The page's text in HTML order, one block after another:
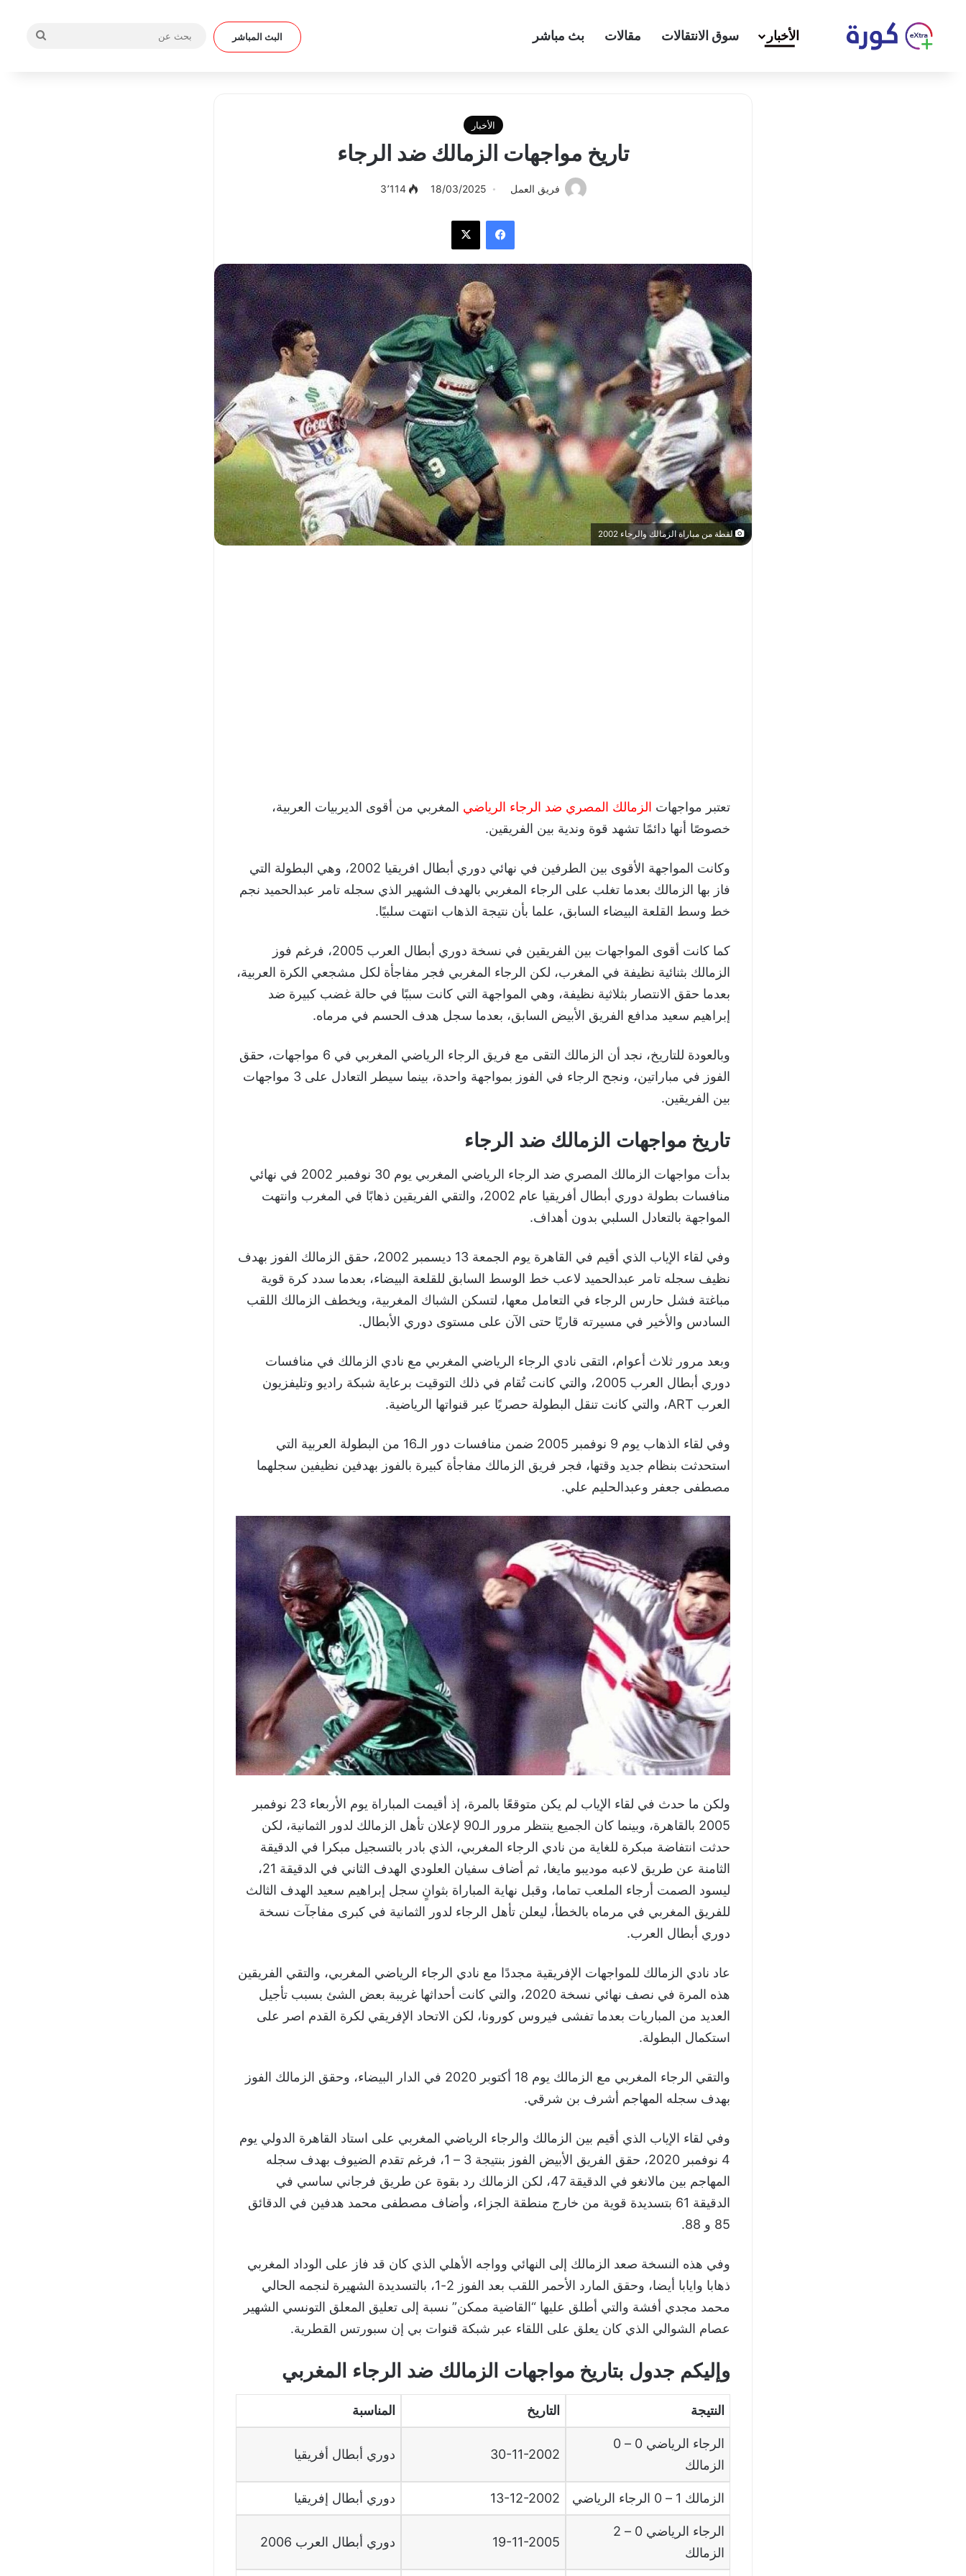
الأخبار سوق الانتقالات مقالات بث مباشر البث المباشر
الأخبار
تاريخ مواجهات الزمالك ضد الرجاء
فريق العمل 18/03/2025 3٬114
فيسبوك
لقطة من مباراة الزمالك والرجاء 2002
تعتبر مواجهات الزمالك المصري ضد الرجاء الرياضي المغربي من أقوى الديربيات العربية،
خصوصًا أنها دائمًا تشهد قوة وندية بين الفريقين.
وكانت المواجهة الأقوى بين الطرفين في نهائي دوري أبطال افريقيا 2002، وهي البطولة التي
فاز بها الزمالك بعدما تغلب على الرجاء المغربي بالهدف الشهير الذي سجله تامر عبدالحميد نجم
خط وسط القلعة البيضاء السابق، علما بأن نتيجة الذهاب انتهت سلبيًا.
كما كانت أقوى المواجهات بين الفريقين في نسخة دوري أبطال العرب 2005، فرغم فوز
الزمالك بثنائية نظيفة في المغرب، لكن الرجاء المغربي فجر مفاجأة لكل مشجعي الكرة العربية،
بعدما حقق الانتصار بثلاثية نظيفة، وهي المواجهة التي كانت سببًا في حالة غضب كبيرة ضد
إبراهيم سعيد مدافع الفريق الأبيض السابق، بعدما سجل هدف الحسم في مرماه.
وبالعودة للتاريخ، نجد أن الزمالك التقى مع فريق الرجاء الرياضي المغربي في 6 مواجهات، حقق
الفوز في مباراتين، ونجح الرجاء في الفوز بمواجهة واحدة، بينما سيطر التعادل على 3 مواجهات
بين الفريقين.
تاريخ مواجهات الزمالك ضد الرجاء
بدأت مواجهات الزمالك المصري ضد الرجاء الرياضي المغربي يوم 30 نوفمبر 2002 في نهائي
منافسات بطولة دوري أبطال أفريقيا عام 2002، والتقي الفريقين ذهابًا في المغرب وانتهت
المواجهة بالتعادل السلبي بدون أهداف.
وفي لقاء الإياب الذي أقيم في القاهرة يوم الجمعة 13 ديسمبر 2002، حقق الزمالك الفوز بهدف
نظيف سجله تامر عبدالحميد لاعب خط الوسط السابق للقلعة البيضاء، بعدما سدد كرة قوية
مباغتة فشل حارس الرجاء في التعامل معها، لتسكن الشباك المغربية، ويخطف الزمالك اللقب
السادس والأخير في مسيرته قاريًا حتى الآن على مستوى دوري الأبطال.
وبعد مرور ثلاث أعوام، التقى نادي الرجاء الرياضي المغربي مع نادي الزمالك في منافسات
دوري أبطال العرب 2005، والتي كانت تُقام في ذلك التوقيت برعاية شبكة راديو وتليفزيون
العرب ART، والتي كانت تنقل البطولة حصريًا عبر قنواتها الرياضية.
وفي لقاء الذهاب يوم 9 نوفمبر 2005 ضمن منافسات دور الـ16 من البطولة العربية التي
استحدثت بنظام جديد وقتها، فجر فريق الزمالك مفاجأة كبيرة بالفوز بهدفين نظيفين سجلهما
مصطفى جعفر وعبدالحليم علي.
ولكن ما حدث في لقاء الإياب لم يكن متوقعًا بالمرة، إذ أقيمت المباراة يوم الأربعاء 23 نوفمبر
2005 بالقاهرة، وبينما كان الجميع ينتظر مرور الـ90 لإعلان تأهل الزمالك لدور الثمانية، لكن
حدثت انتفاضة مبكرة للغاية من نادي الرجاء المغربي، الذي بادر بالتسجيل مبكرا في الدقيقة
الثامنة عن طريق لاعبه موديبو مايغا، ثم أضاف سفيان العلودي الهدف الثاني في الدقيقة 21،
ليسود الصمت أرجاء الملعب تماما، وقبل نهاية المباراة بثوانٍ سجل إبراهيم سعيد الهدف الثالث
للفريق المغربي في مرماه بالخطأ، ليعلن تأهل الرجاء لدور الثمانية في كبرى مفاجآت نسخة
دوري أبطال العرب.
عاد نادي الزمالك للمواجهات الإفريقية مجددًا مع نادي الرجاء الرياضي المغربي، والتقي الفريقين
هذه المرة في نصف نهائي نسخة 2020، والتي كانت أحداثها غريبة بعض الشئ بسبب تأجيل
العديد من المباريات بعدما تفشى فيروس كورونا، لكن الاتحاد الإفريقي لكرة القدم اصر على
استكمال البطولة.
والتقي الرجاء المغربي مع الزمالك يوم 18 أكتوبر 2020 في الدار البيضاء، وحقق الزمالك الفوز
بهدف سجله المهاجم أشرف بن شرقي.
وفي لقاء الإياب الذي أقيم بين الزمالك والرجاء الرياضي المغربي على استاد القاهرة الدولي يوم
4 نوفمبر 2020، حقق الفريق الأبيض الفوز بنتيجة 3 – 1، فرغم تقدم الضيوف بهدف سجله
المهاجم بين مالانغو في الدقيقة 47، لكن الزمالك رد بقوة عن طريق فرجاني ساسي في
الدقيقة 61 بتسديدة قوية من خارج منطقة الجزاء، وأضاف مصطفى محمد هدفين في الدقائق
85 و 88.
وفي هذه النسخة صعد الزمالك إلى النهائي وواجه الأهلي الذي كان قد فاز على الوداد المغربي
ذهابا وايابا أيضا، وحقق المارد الأحمر اللقب بعد الفوز 2-1، بالتسديدة الشهيرة لنجمه الحالي
محمد مجدي أفشة والتي أطلق عليها “القاضية ممكن” نسبة إلى تعليق المعلق التونسي الشهير
عصام الشوالي الذي كان يعلق على اللقاء عبر شبكة قنوات بي إن سبورتس القطرية.
وإليكم جدول بتاريخ مواجهات الزمالك ضد الرجاء المغربي
النتيجة التاريخ المناسبة
الرجاء الرياضي 0 – 0
الزمالك
30-11-2002 دوري أبطال أفريقيا
الزمالك 1 – 0 الرجاء الرياضي 13-12-2002 دوري أبطال إفريقيا
الرجاء الرياضي 0 – 2
الزمالك
19-11-2005 دوري أبطال العرب 2006